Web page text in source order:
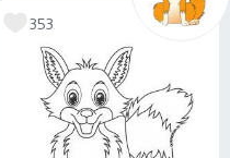
353